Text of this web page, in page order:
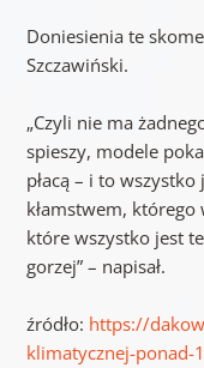
Doniesienia te
Szczawiński.
„Czyli nie ma
spieszy, modele
płacą – i to
kłamstwem,
które wszystko jest
gorzej” – napisał.
źródło: https://
klimatycznej-ponad-